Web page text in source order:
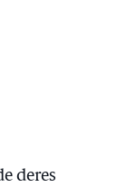
deres